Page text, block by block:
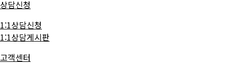
상담신청
1:1상담신청
1:1상담게시판
고객센터